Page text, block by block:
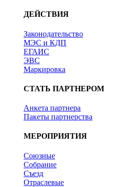
ДЕЙСТВИЯ
Законодательство
МЭС и КДП
ЕГАИС
ЭВС
Маркировка
СТАТЬ ПАРТНЕРОМ
Анкета партнера
Пакеты партнерства
МЕРОПРИЯТИЯ
Союзные
Собрание
Съезд
Отраслевые